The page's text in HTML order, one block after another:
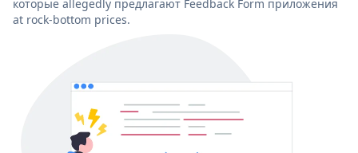
которые allegedly предлагают Feedback Form приложения
at rock-bottom prices.